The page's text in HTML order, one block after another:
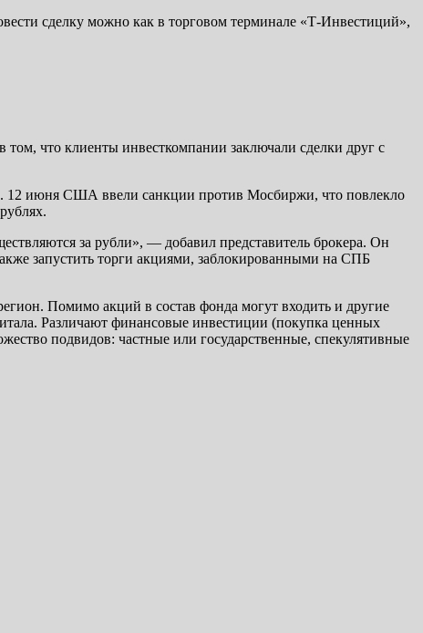
сделку можно как в торговом терминале «Т-Инвестиций»,
что клиенты инвесткомпании заключали сделки друг с
12 июня США ввели санкции против Мосбиржи, что повлекло
за рубли», — добавил представитель брокера. Он
запустить торги акциями, заблокированными на СПБ
Помимо акций в состав фонда могут входить и другие
Различают финансовые инвестиции (покупка ценных
подвидов: частные или государственные, спекулятивные